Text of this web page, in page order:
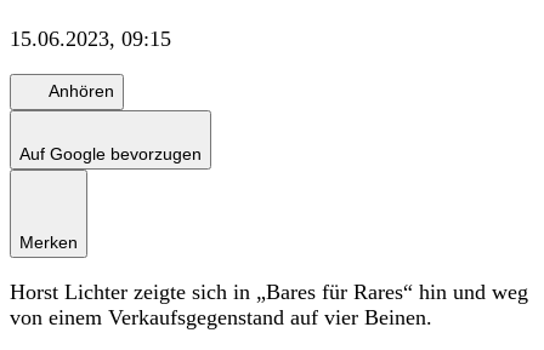
15.06.2023, 09:15
Anhören
Auf Google bevorzugen
Merken
Horst Lichter zeigte sich in „Bares für Rares“ hin und weg
von einem Verkaufsgegenstand auf vier Beinen.